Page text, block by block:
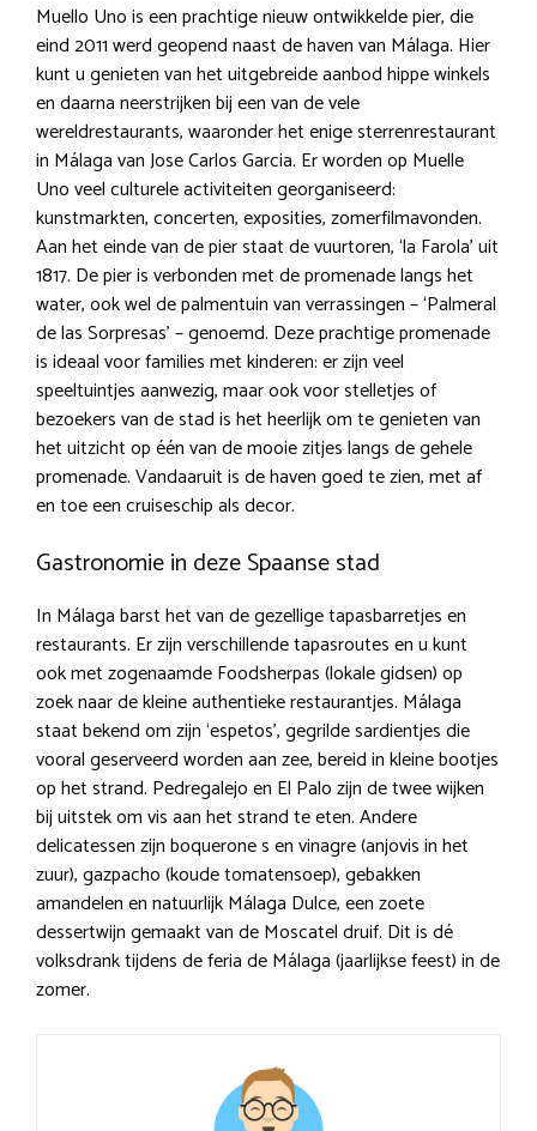
Muello Uno is een prachtige nieuw ontwikkelde pier, die
eind 2011 werd geopend naast de haven van Málaga. Hier
kunt u genieten van het uitgebreide aanbod hippe winkels
en daarna neerstrijken bij een van de vele
wereldrestaurants, waaronder het enige sterrenrestaurant
in Málaga van Jose Carlos Garcia. Er worden op Muelle
Uno veel culturele activiteiten georganiseerd:
kunstmarkten, concerten, exposities, zomerfilmavonden.
Aan het einde van de pier staat de vuurtoren, ‘la Farola’ uit
1817. De pier is verbonden met de promenade langs het
water, ook wel de palmentuin van verrassingen – ‘Palmeral
de las Sorpresas’ – genoemd. Deze prachtige promenade
is ideaal voor families met kinderen: er zijn veel
speeltuintjes aanwezig, maar ook voor stelletjes of
bezoekers van de stad is het heerlijk om te genieten van
het uitzicht op één van de mooie zitjes langs de gehele
promenade. Vandaaruit is de haven goed te zien, met af
en toe een cruiseschip als decor.
Gastronomie in deze Spaanse stad
In Málaga barst het van de gezellige tapasbarretjes en
restaurants. Er zijn verschillende tapasroutes en u kunt
ook met zogenaamde Foodsherpas (lokale gidsen) op
zoek naar de kleine authentieke restaurantjes. Málaga
staat bekend om zijn ‘espetos’, gegrilde sardientjes die
vooral geserveerd worden aan zee, bereid in kleine bootjes
op het strand. Pedregalejo en El Palo zijn de twee wijken
bij uitstek om vis aan het strand te eten. Andere
delicatessen zijn boquerone s en vinagre (anjovis in het
zuur), gazpacho (koude tomatensoep), gebakken
amandelen en natuurlijk Málaga Dulce, een zoete
dessertwijn gemaakt van de Moscatel druif. Dit is dé
volksdrank tijdens de feria de Málaga (jaarlijkse feest) in de
zomer.